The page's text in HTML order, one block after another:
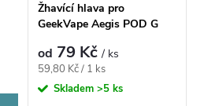
Žhavící hlava pro
GeekVape Aegis POD G
mesh
od 79 Kč/ ks
Měrná
cena:
59,80 Kč / 1 ks
Skladem >5 ks